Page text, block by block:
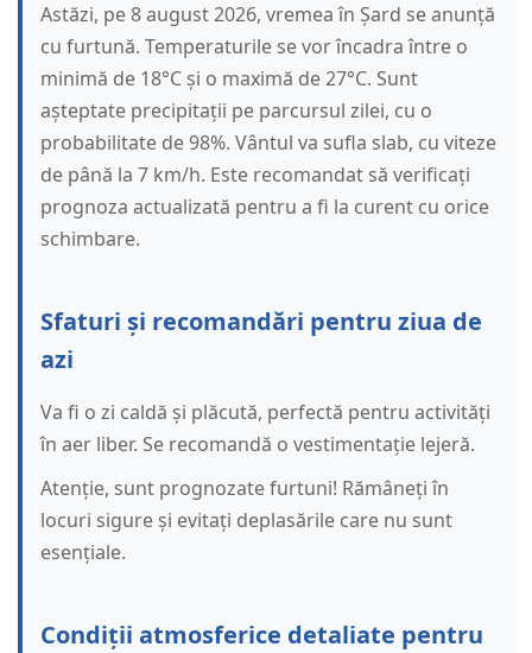
Astăzi, pe 8 august 2026, vremea în Șard se anunță
cu furtună. Temperaturile se vor încadra între o
minimă de 18°C și o maximă de 27°C. Sunt
așteptate precipitații pe parcursul zilei, cu o
probabilitate de 98%. Vântul va sufla slab, cu viteze
de până la 7 km/h. Este recomandat să verificați
prognoza actualizată pentru a fi la curent cu orice
schimbare.
Sfaturi și recomandări pentru ziua de
azi
Va fi o zi caldă și plăcută, perfectă pentru activități
în aer liber. Se recomandă o vestimentație lejeră.
Atenție, sunt prognozate furtuni! Rămâneți în
locuri sigure și evitați deplasările care nu sunt
esențiale.
Condiții atmosferice detaliate pentru